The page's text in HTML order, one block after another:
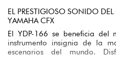
EL PRESTIGIOSO SONIDO
YAMAHA CFX
El YDP-166 se beneficia del
instrumento insignia de la
escenarios del mundo.